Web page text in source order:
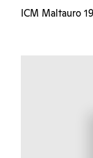
ICM Maltauro